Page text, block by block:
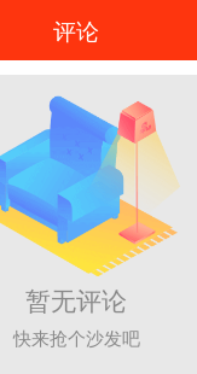
评论
暂无评论
快来抢个沙发吧